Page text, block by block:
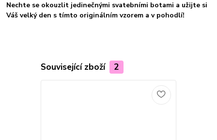
Nechte se okouzlit jedinečnými svatebními botami a užijte si
Váš velký den s tímto originálním vzorem a v pohodlí!
Související zboží 2